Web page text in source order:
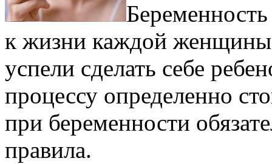
к жизни каждой
успели сделать себе
процессу определенно
при беременности
правила.